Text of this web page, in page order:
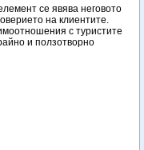
се явява неговото
на клиентите.
с туристите
и ползотворно